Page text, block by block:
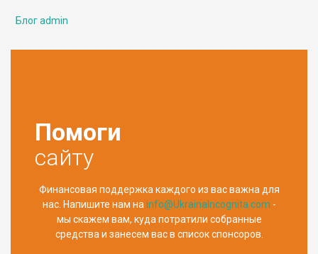
Блог admin
Помоги
сайту
Финансовая поддержка каждого из вас важна для
нас. Напишите нам на info@UkrainaIncognita.com -
мы скажем вам, куда потратили собранные
средства и занесем вас в список спонсоров.